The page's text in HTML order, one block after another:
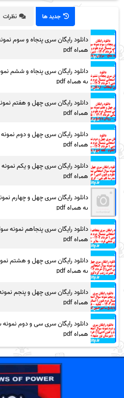
جدید ها نظرات
دانلود رایگان سری پنجاه و سوم
همراه pdf
دانلود رایگان سری پنجاه و ششم
به همراه pdf
دانلود رایگان سری چهل و هفتم
همراه pdf
دانلود رایگان سری چهل و دوم
همراه pdf
دانلود رایگان سری چهل و یکم
همراه pdf
دانلود رایگان سری چهل و چهارم
به همراه pdf
دانلود رایگان سری پنجاهم نمونه
همراه pdf
دانلود رایگان سری چهل و هشتم
به همراه pdf
دانلود رایگان سری چهل و پنجم
همراه pdf
دانلود رایگان سری سی و دوم
همراه pdf